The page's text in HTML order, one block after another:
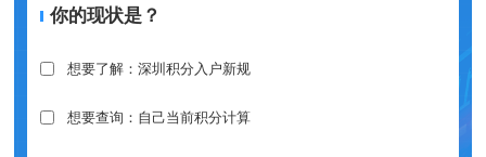
你的现状是？
想要了解：深圳积分入户新规
想要查询：自己当前积分计算